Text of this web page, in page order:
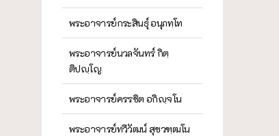
พระอาจารย์กระสินธุ์ อนุภทฺโท
พระอาจารย์นวลจันทร์ กิตฺ
ติปญฺโญ
พระอาจารย์ครรชิต อกิญฺจโน
พระอาจารย์ทวีวัฒน์ สุขวฑฺฒโน